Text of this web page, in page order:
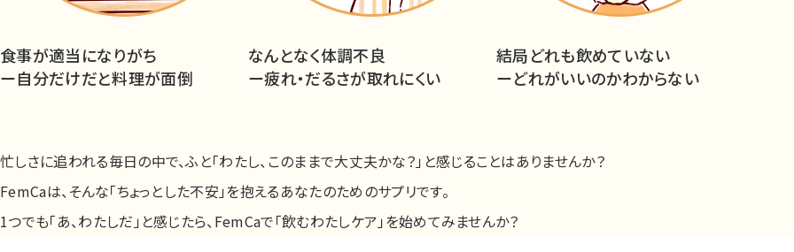
食事が適当になりがち
ー自分だけだと料理が面倒
なんとなく体調不良
ー疲れ・だるさが取れにくい
結局どれも飲めていない
ーどれがいいのかわからない
忙しさに追われる毎日の中で、ふと「わたし、このままで大丈夫かな？」と感じることはありませんか？
FemCaは、そんな「ちょっとした不安」を抱えるあなたのためのサプリです。
1つでも「あ、わたしだ」と感じたら、FemCaで「飲むわたしケア」を始めてみませんか？